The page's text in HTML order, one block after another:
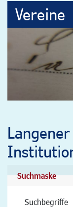
Vereine
Suchmaske
Suchbegriffe